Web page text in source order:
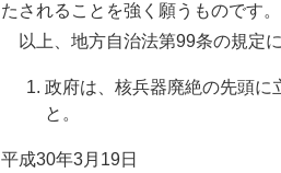
たされることを強く願うものです。
以上、地方自治法第99条の規定
政府は、核兵器廃絶の先頭に
と。
平成30年3月19日